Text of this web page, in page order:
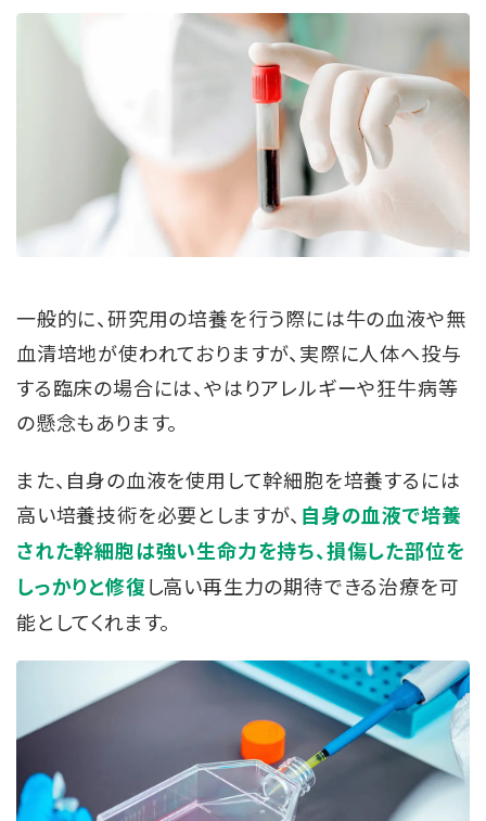
一般的に、研究用の培養を行う際には牛の血液や無
血清培地が使われておりますが、実際に人体へ投与
する臨床の場合には、やはりアレルギーや狂牛病等
の懸念もあります。
また、自身の血液を使用して幹細胞を培養するには
高い培養技術を必要としますが、 自身の血液で培養
された幹細胞は強い生命力を持ち、損傷した部位を
しっかりと修復し高い再生力の期待できる治療を可
能としてくれます。